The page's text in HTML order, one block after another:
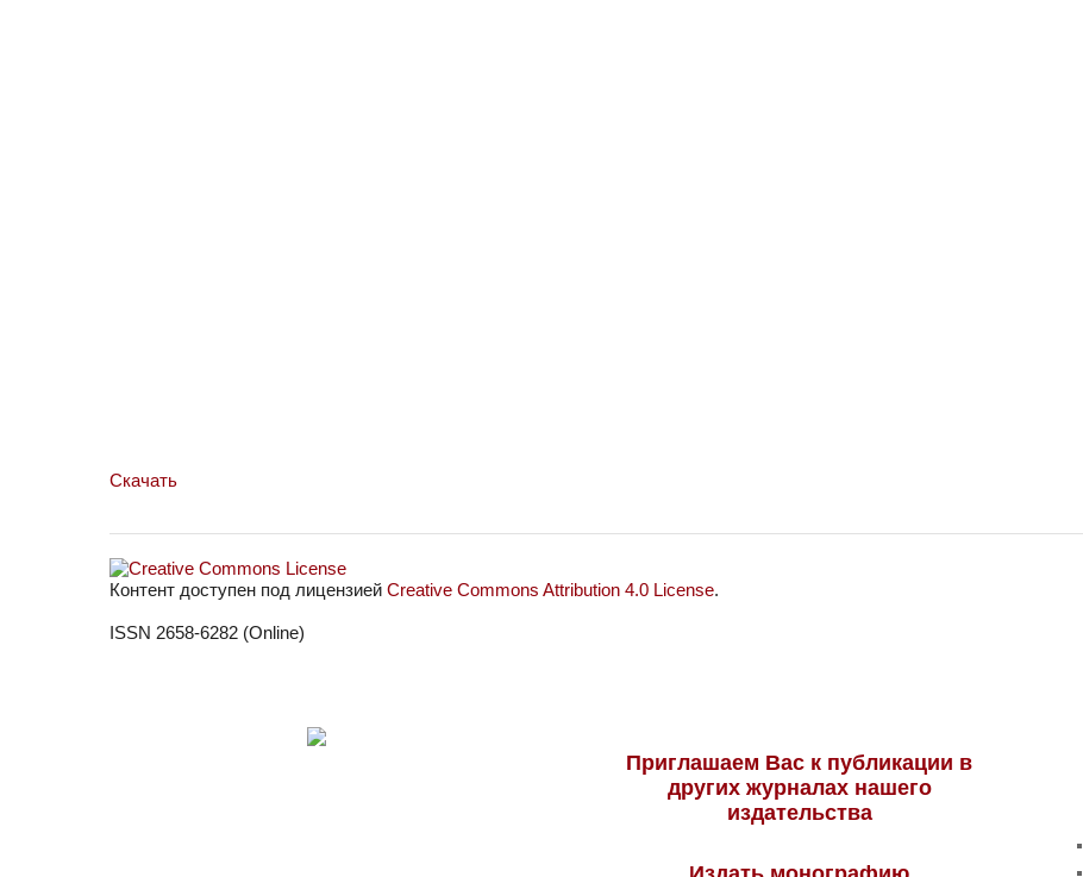
Скачать
Контент доступен под лицензией Creative Commons Attribution 4.0 License.
ISSN 2658-6282 (Online)
Приглашаем Вас к публикации в
других журналах нашего
издательства